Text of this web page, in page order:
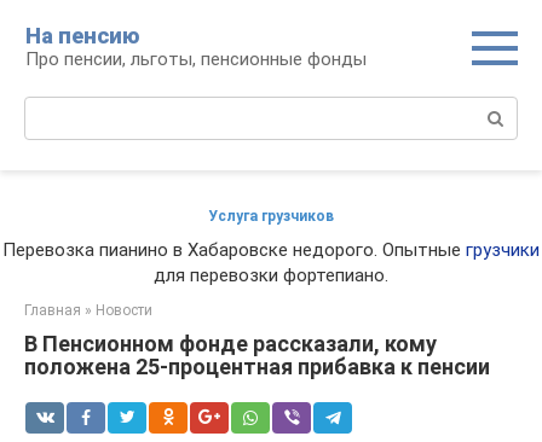
контенту
На пенсию
Про пенсии, льготы, пенсионные фонды
Услуга грузчиков
Перевозка пианино в Хабаровске недорого. Опытные грузчики
для перевозки фортепиано.
Главная » Новости
В Пенсионном фонде рассказали, кому
положена 25-процентная прибавка к пенсии